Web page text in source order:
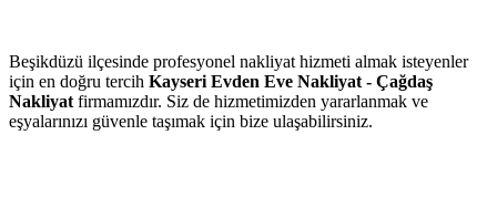
Beşikdüzü ilçesinde profesyonel nakliyat hizmeti almak isteyenler
için en doğru tercih Kayseri Evden Eve Nakliyat - Çağdaş
Nakliyat firmamızdır. Siz de hizmetimizden yararlanmak ve
eşyalarınızı güvenle taşımak için bize ulaşabilirsiniz.